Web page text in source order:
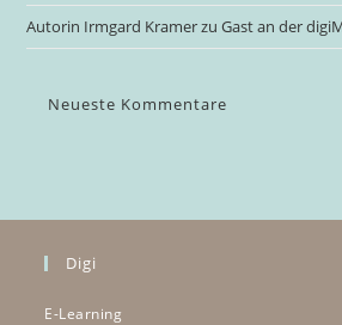
Autorin Irmgard Kramer zu Gast an der
Neueste Kommentare
Digi
E-Learning